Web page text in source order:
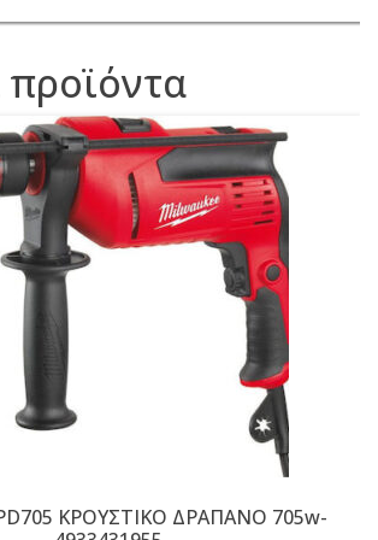
προϊόντα
ΚΡΟΥΣΤΙΚΟ ΔΡΑΠΑΝΟ 705w-